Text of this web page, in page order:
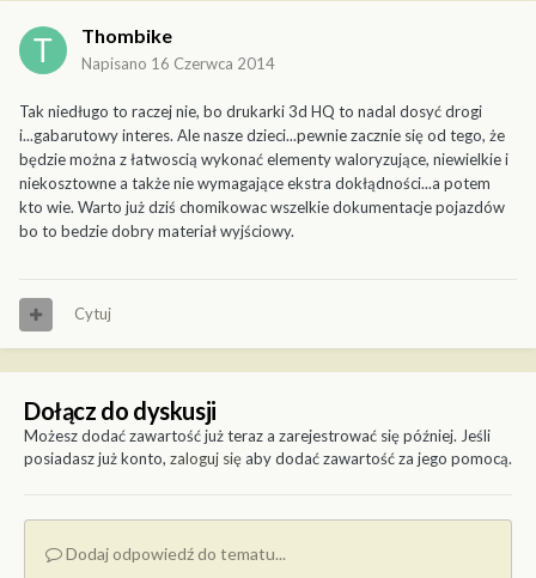
Thombike
Napisano 16 Czerwca 2014
Tak niedługo to raczej nie, bo drukarki 3d HQ to nadal dosyć drogi
i...gabarutowy interes. Ale nasze dzieci...pewnie zacznie się od tego, że
będzie można z łatwoscią wykonać elementy waloryzujące, niewielkie i
niekosztowne a także nie wymagające ekstra dokłądności...a potem
kto wie. Warto już dziś chomikowac wszelkie dokumentacje pojazdów
bo to bedzie dobry materiał wyjściowy.
Cytuj
Dołącz do dyskusji
Możesz dodać zawartość już teraz a zarejestrować się później. Jeśli
posiadasz już konto, zaloguj sięaby dodać zawartość za jego pomocą.
Dodaj odpowiedź do tematu...